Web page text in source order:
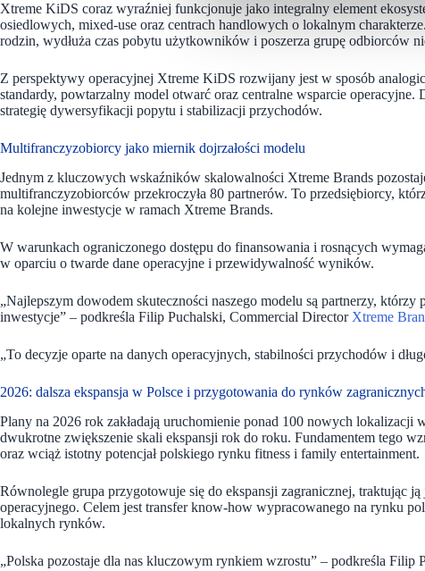
Xtreme KiDS coraz wyraźniej funkcjonuje jako integralny element
osiedlowych, mixed-use oraz centrach handlowych o lokalnym
rodzin, wydłuża czas pobytu użytkowników i poszerza grupę odbiorców
Z perspektywy operacyjnej Xtreme KiDS rozwijany jest w sposób
standardy, powtarzalny model otwarć oraz centralne wsparcie
strategię dywersyfikacji popytu i stabilizacji przychodów.
Multifranczyzobiorcy jako miernik dojrzałości modelu
Jednym z kluczowych wskaźników skalowalności Xtreme Brands
multifranczyzobiorców przekroczyła 80 partnerów. To przedsiębiorcy,
na kolejne inwestycje w ramach Xtreme Brands.
W warunkach ograniczonego dostępu do finansowania i rosnących
w oparciu o twarde dane operacyjne i przewidywalność wyników.
„Najlepszym dowodem skuteczności naszego modelu są partnerzy,
inwestycje” – podkreśla Filip Puchalski, Commercial Director Xtreme
„To decyzje oparte na danych operacyjnych, stabilności przychodów i
2026: dalsza ekspansja w Polsce i przygotowania do rynków
Plany na 2026 rok zakładają uruchomienie ponad 100 nowych lokalizacji
dwukrotne zwiększenie skali ekspansji rok do roku. Fundamentem tego
oraz wciąż istotny potencjał polskiego rynku fitness i family entertainment.
Równolegle grupa przygotowuje się do ekspansji zagranicznej, traktując
operacyjnego. Celem jest transfer know-how wypracowanego na rynku
lokalnych rynków.
„Polska pozostaje dla nas kluczowym rynkiem wzrostu” – podkreśla Filip